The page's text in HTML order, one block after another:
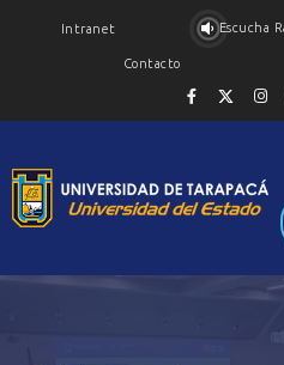
Intranet Escucha
Contacto